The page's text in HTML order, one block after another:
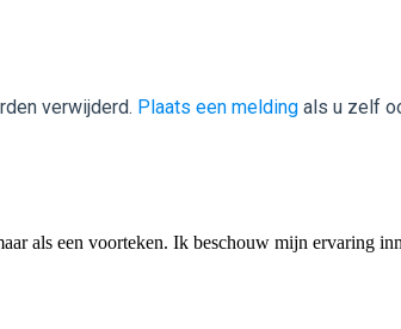
verwijderd. Plaats een melding als u zelf